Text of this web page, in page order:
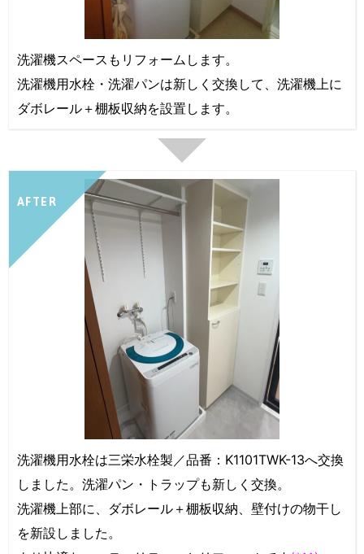
洗濯機スペースもリフォームします。
洗濯機用水栓・洗濯パンは新しく交換して、洗濯機上に
ダボレール＋棚板収納を設置します。
AFTER
洗濯機用水栓は三栄水栓製／品番：K1101TWK-13へ交換
しました。洗濯パン・トラップも新しく交換。
洗濯機上部に、ダボレール＋棚板収納、壁付けの物干し
を新設しました。